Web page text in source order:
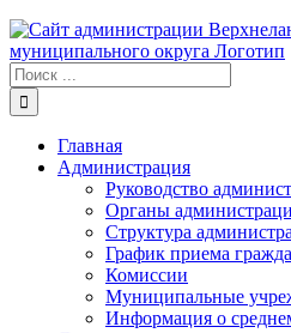
Результат
поиска:
Главная
Администрация
Руководство
Органы
Структура
График приема
Комиссии
Муниципальные
Информация о